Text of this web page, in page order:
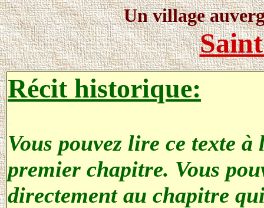
Un village
.
Récit historique:
.
Vous pouvez lire ce texte
premier chapitre. Vous
directement au chapitre